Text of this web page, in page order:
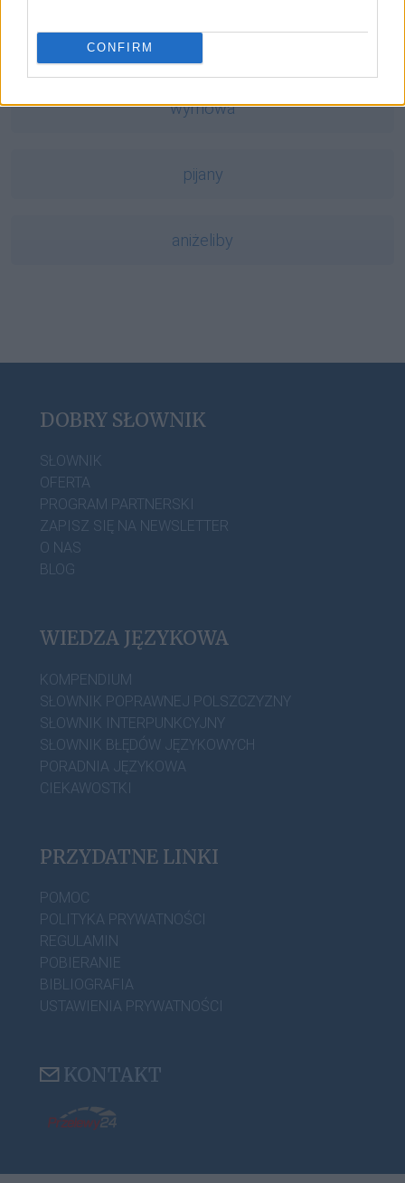
CONFIRM
wymowa
pijany
aniżeliby
DOBRY SŁOWNIK
SŁOWNIK
OFERTA
PROGRAM PARTNERSKI
ZAPISZ SIĘ NA NEWSLETTER
O NAS
BLOG
WIEDZA JĘZYKOWA
KOMPENDIUM
SŁOWNIK POPRAWNEJ POLSZCZYZNY
SŁOWNIK INTERPUNKCYJNY
SŁOWNIK BŁĘDÓW JĘZYKOWYCH
PORADNIA JĘZYKOWA
CIEKAWOSTKI
PRZYDATNE LINKI
POMOC
POLITYKA PRYWATNOŚCI
REGULAMIN
POBIERANIE
BIBLIOGRAFIA
USTAWIENIA PRYWATNOŚCI
KONTAKT